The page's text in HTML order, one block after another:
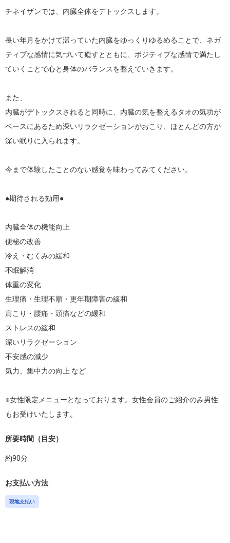
チネイザンでは、内臓全体をデトックスします。
長い年月をかけて滞っていた内臓をゆっくりゆるめることで、ネガ
ティブな感情に気づいて癒すとともに、ポジティブな感情で満たし
ていくことで心と身体のバランスを整えていきます。
​​また、
内臓がデトックスされると同時に、内臓の気を整えるタオの気功が
ベースにあるため深いリラクゼーションがおこり、ほとんどの方が
深い眠りに入られます。
今まで体験したことのない感覚を味わってみてください。
●期待される効用●
内臓全体の機能向上
便秘の改善
冷え・むくみの緩和
不眠解消
体重の変化
生理痛・生理不順・更年期障害の緩和
肩こり・腰痛・頭痛などの緩和
ストレスの緩和
深いリラクゼーション
不安感の減少
気力、集中力の向上 など
※女性限定メニューとなっております。女性会員のご紹介のみ男性
もお受けいたします。
所要時間（目安）
約90分
お支払い方法
現地支払い